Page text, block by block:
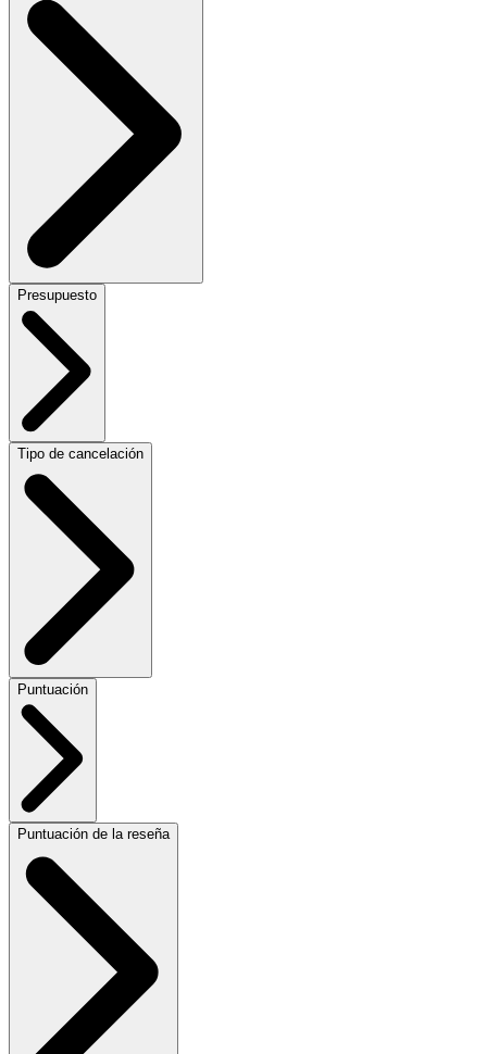
Presupuesto
Tipo de cancelación
Puntuación
Puntuación de la reseña